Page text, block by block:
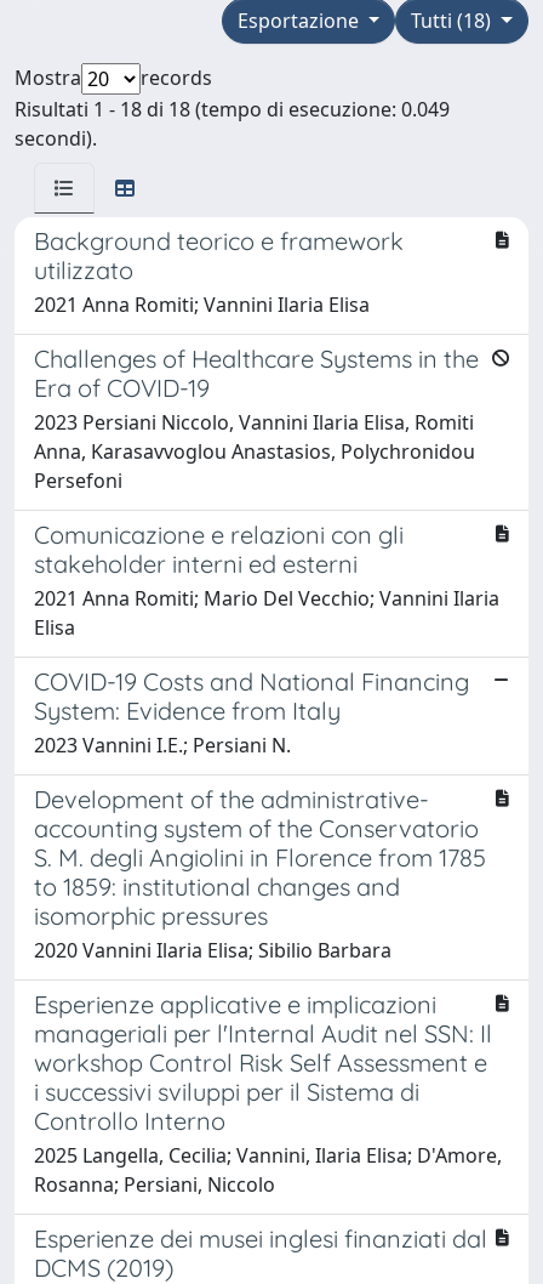
Tutti (18)
Esportazione
Mostra
records
Risultati 1 - 18 di 18 (tempo di esecuzione: 0.049
secondi).
Background teorico e framework
utilizzato
2021 Anna Romiti; Vannini Ilaria Elisa
Challenges of Healthcare Systems in the
Era of COVID-19
2023 Persiani Niccolo, Vannini Ilaria Elisa, Romiti
Anna, Karasavvoglou Anastasios, Polychronidou
Persefoni
Comunicazione e relazioni con gli
stakeholder interni ed esterni
2021 Anna Romiti; Mario Del Vecchio; Vannini Ilaria
Elisa
COVID-19 Costs and National Financing
System: Evidence from Italy
2023 Vannini I.E.; Persiani N.
Development of the administrative-
accounting system of the Conservatorio
S. M. degli Angiolini in Florence from 1785
to 1859: institutional changes and
isomorphic pressures
2020 Vannini Ilaria Elisa; Sibilio Barbara
Esperienze applicative e implicazioni
manageriali per l'Internal Audit nel SSN: Il
workshop Control Risk Self Assessment e
i successivi sviluppi per il Sistema di
Controllo Interno
2025 Langella, Cecilia; Vannini, Ilaria Elisa; D'Amore,
Rosanna; Persiani, Niccolo
Esperienze dei musei inglesi finanziati dal
DCMS (2019)